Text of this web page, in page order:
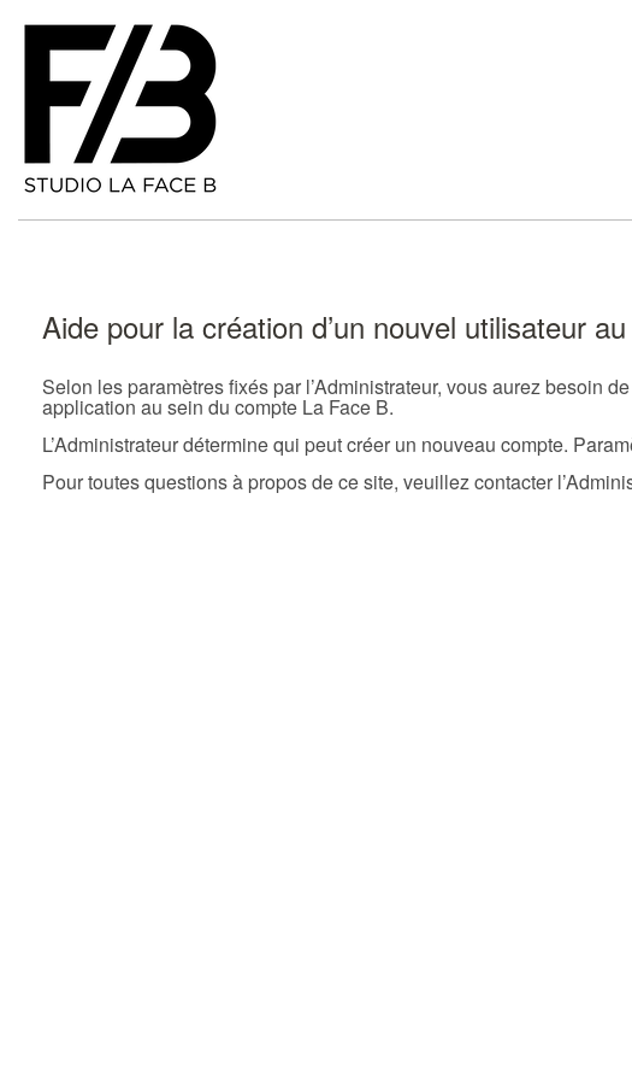
Aide pour la création d’un nouvel utilisateur
Selon les paramètres fixés par l’Administrateur, vous aurez besoin
application au sein du compte La Face B.
L’Administrateur détermine qui peut créer un nouveau compte.
Pour toutes questions à propos de ce site, veuillez contacter